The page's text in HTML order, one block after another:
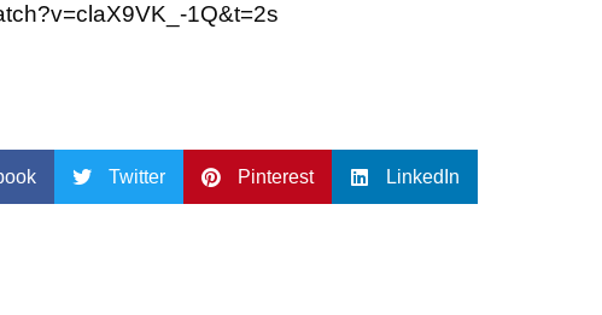
1Q&t=2s
Twitter Pinterest LinkedIn